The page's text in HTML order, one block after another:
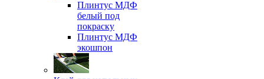
Плинтус МДФ
белый под
покраску
Плинтус МДФ
экошпон